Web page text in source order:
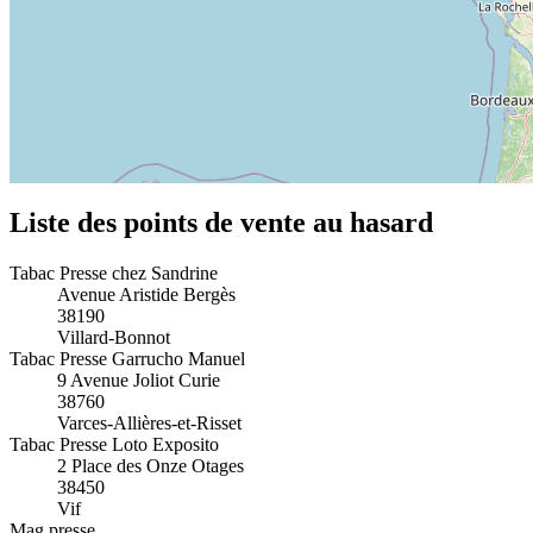
Liste des points de vente au hasard
Tabac Presse chez Sandrine
Avenue Aristide Bergès
38190
Villard-Bonnot
Tabac Presse Garrucho Manuel
9 Avenue Joliot Curie
38760
Varces-Allières-et-Risset
Tabac Presse Loto Exposito
2 Place des Onze Otages
38450
Vif